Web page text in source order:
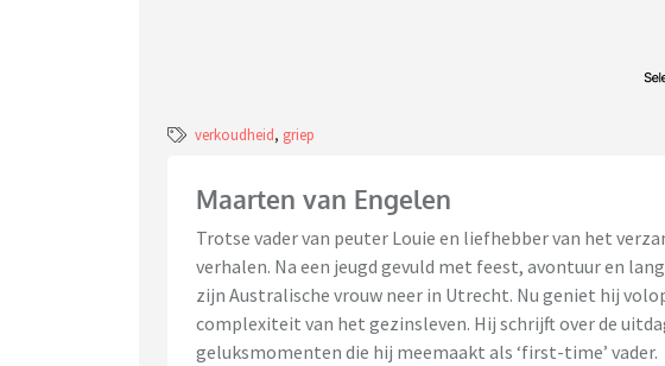
verkoudheid, griep
Maarten van Engelen
Trotse vader van peuter Louie en liefhebber van het
verhalen. Na een jeugd gevuld met feest, avontuur en
zijn Australische vrouw neer in Utrecht. Nu geniet hij
complexiteit van het gezinsleven. Hij schrijft over de
geluksmomenten die hij meemaakt als ‘first-time’ vader.